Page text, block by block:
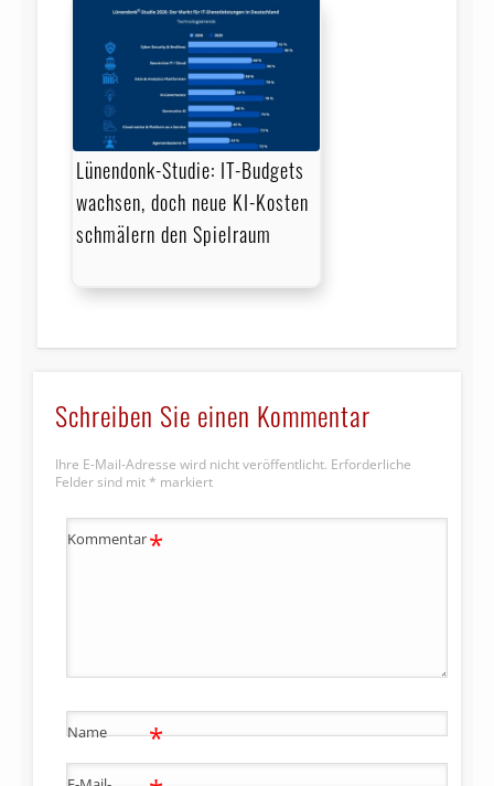
Lünendonk-Studie: IT-Budgets
wachsen, doch neue KI-Kosten
schmälern den Spielraum
Schreiben Sie einen Kommentar
Ihre E-Mail-Adresse wird nicht veröffentlicht. Erforderliche
Felder sind mit * markiert
Kommentar*
Name *